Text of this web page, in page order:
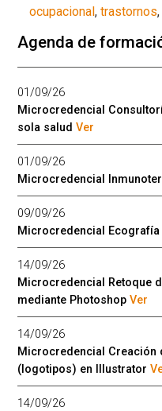
ocupacional,trastornos
Agenda de
01/09/26
Microcredencial
sola saludVer
01/09/26
Microcredencial
09/09/26
Microcredencial
14/09/26
Microcredencial Retoque
mediante PhotoshopVer
14/09/26
Microcredencial Creación
(logotipos) en Illustrator
14/09/26